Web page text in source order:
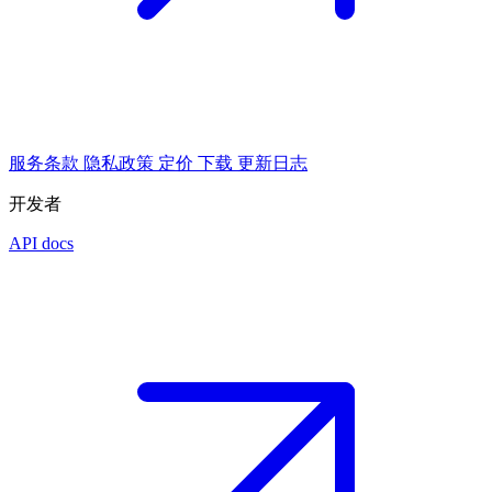
服务条款 隐私政策 定价 下载 更新日志
开发者
API docs